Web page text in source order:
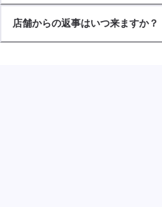
店舗からの返事はいつ来ますか？